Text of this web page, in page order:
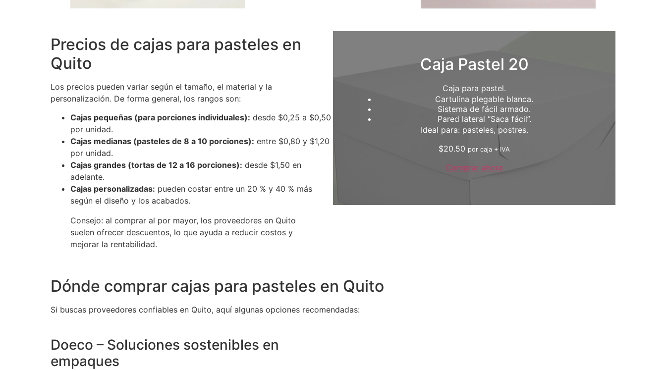
Precios de cajas para pasteles en
Quito
Los precios pueden variar según el tamaño, el material y la
personalización. De forma general, los rangos son:
Cajas pequeñas (para porciones individuales): desde $0,25 a $0,50
por unidad.
Cajas medianas (pasteles de 8 a 10 porciones): entre $0,80 y $1,20
por unidad.
Cajas grandes (tortas de 12 a 16 porciones): desde $1,50 en
adelante.
Cajas personalizadas: pueden costar entre un 20 % y 40 % más
según el diseño y los acabados.
Consejo: al comprar al por mayor, los proveedores en Quito
suelen ofrecer descuentos, lo que ayuda a reducir costos y
mejorar la rentabilidad.
Caja Pastel 20
Caja para pastel.
Cartulina plegable blanca.
Sistema de fácil armado.
Pared lateral “Saca fácil”.
Ideal para: pasteles, postres.
$20.50 por caja + IVA
Comprar ahora
Dónde comprar cajas para pasteles en Quito
Si buscas proveedores confiables en Quito, aquí algunas opciones recomendadas:
Doeco – Soluciones sostenibles en
empaques